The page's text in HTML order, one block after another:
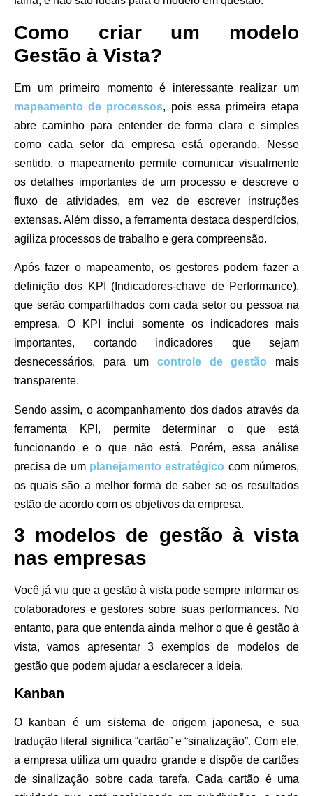
Como criar um modelo
Gestão à Vista?
Em um primeiro momento é interessante realizar um
mapeamento de processos, pois essa primeira etapa
abre caminho para entender de forma clara e simples
como cada setor da empresa está operando. Nesse
sentido, o mapeamento permite comunicar visualmente
os detalhes importantes de um processo e descreve o
fluxo de atividades, em vez de escrever instruções
extensas. Além disso, a ferramenta destaca desperdícios,
agiliza processos de trabalho e gera compreensão.
Após fazer o mapeamento, os gestores podem fazer a
definição dos KPI (Indicadores-chave de Performance),
que serão compartilhados com cada setor ou pessoa na
empresa. O KPI inclui somente os indicadores mais
importantes, cortando indicadores que sejam
desnecessários, para um controle de gestão mais
transparente.
Sendo assim, o acompanhamento dos dados através da
ferramenta KPI, permite determinar o que está
funcionando e o que não está. Porém, essa análise
precisa de um planejamento estratégico com números,
os quais são a melhor forma de saber se os resultados
estão de acordo com os objetivos da empresa.
3 modelos de gestão à vista
nas empresas
Você já viu que a gestão à vista pode sempre informar os
colaboradores e gestores sobre suas performances. No
entanto, para que entenda ainda melhor o que é gestão à
vista, vamos apresentar 3 exemplos de modelos de
gestão que podem ajudar a esclarecer a ideia.
Kanban
O kanban é um sistema de origem japonesa, e sua
tradução literal significa “cartão” e “sinalização”. Com ele,
a empresa utiliza um quadro grande e dispõe de cartões
de sinalização sobre cada tarefa. Cada cartão é uma